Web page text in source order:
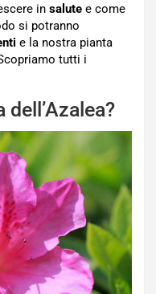
in salute e come
si potranno
e la nostra pianta
tutti i